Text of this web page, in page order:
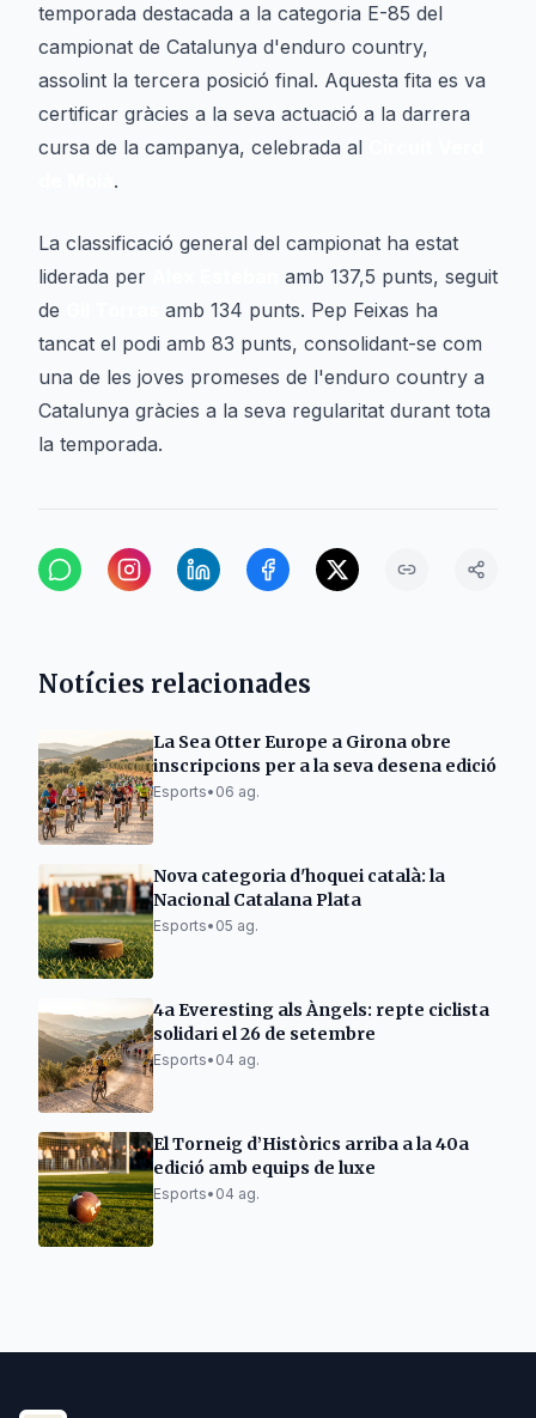
temporada destacada a la categoria E-85 del
campionat de Catalunya d'enduro country,
assolint la tercera posició final. Aquesta fita es va
certificar gràcies a la seva actuació a la darrera
cursa de la campanya, celebrada al
.
La classificació general del campionat ha estat
liderada per
amb 137,5 punts, seguit
de
amb 134 punts. Pep Feixas ha
tancat el podi amb 83 punts, consolidant-se com
una de les joves promeses de l'enduro country a
Catalunya gràcies a la seva regularitat durant tota
la temporada.
Notícies relacionades
La Sea Otter Europe a Girona obre
inscripcions per a la seva desena edició
Esports• 06 ag.
Nova categoria d'hoquei català: la
Nacional Catalana Plata
Esports• 05 ag.
4a Everesting als Àngels: repte ciclista
solidari el 26 de setembre
Esports• 04 ag.
El Torneig d’Històrics arriba a la 40a
edició amb equips de luxe
Esports• 04 ag.